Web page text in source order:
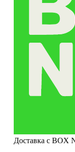
Доставка с BOX